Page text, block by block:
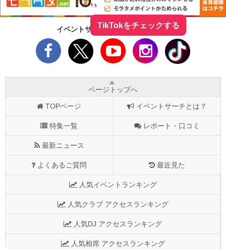
まとめてTikTokでチェックしよう！
TikTokをチェックする
イベントサーチをフォローしよう！
ページトップへ
TOPページ イベントサーチとは？
特集一覧 レポート・口コミ
最新ニュース
よくあるご質問 最近見た
人気イベントランキング
人気クラブ アクセスランキング
人気DJ アクセスランキング
人気相席 アクセスランキング